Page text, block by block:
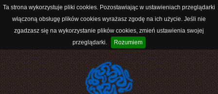
Ta strona wykorzystuje pliki cookies. Pozostawiając w ustawieniach przeglądarki
włączoną obsługę plików cookies wyrażasz zgodę na ich użycie. Jeśli nie
zgadzasz się na wykorzystanie plików cookies, zmień ustawienia swojej
przeglądarki.
Rozumiem